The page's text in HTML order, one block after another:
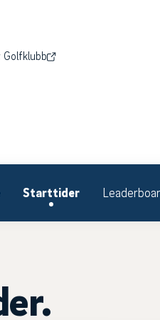
Golfklubb
Starttider